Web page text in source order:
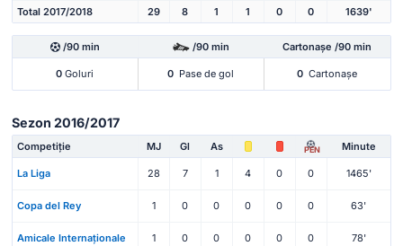
Total 2017/2018 29 8 1 1 0 0 1639'
/90 min /90 min Cartonașe /90 min
0 Goluri 0 Pase de gol 0 Cartonașe
Sezon 2016/2017
Competiție MJ Gl As PEN Minute
La Liga 28 7 1 4 0 0 1465'
Copa del Rey 1 0 0 0 0 0 63'
Amicale Internaționale 1 0 0 0 0 0 78'